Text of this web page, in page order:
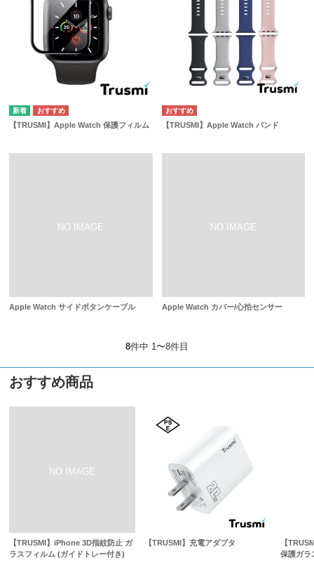
【TRUSMI】Apple Watch 保護フィルム 【TRUSMI】Apple Watch バンド
Apple Watch サイドボタンケーブル Apple Watch カバー/心拍センサー
8件中 1〜8件目
おすすめ商品
【TRUSMI】iPhone 3D指紋防止 ガ
ラスフィルム (ガイドトレー付き)
【TRUSMI】充電アダプタ
【
保護ガラ